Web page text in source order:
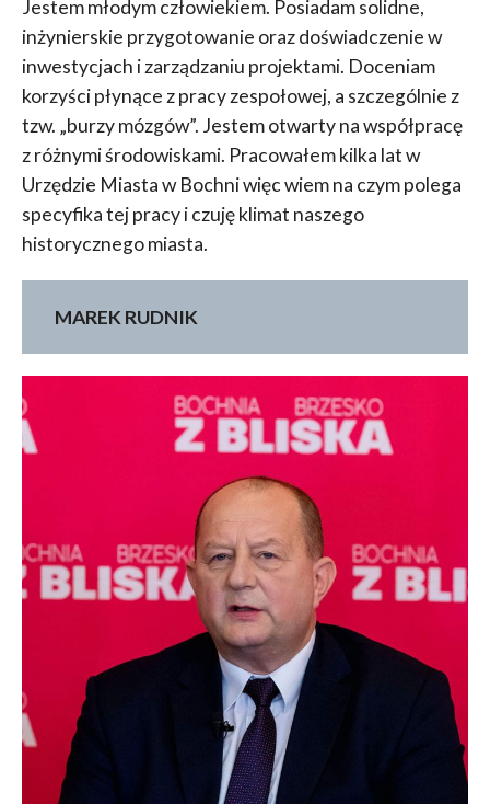
Jestem młodym człowiekiem. Posiadam solidne,
inżynierskie przygotowanie oraz doświadczenie w
inwestycjach i zarządzaniu projektami. Doceniam
korzyści płynące z pracy zespołowej, a szczególnie z
tzw. „burzy mózgów”. Jestem otwarty na współpracę
z różnymi środowiskami. Pracowałem kilka lat w
Urzędzie Miasta w Bochni więc wiem na czym polega
specyfika tej pracy i czuję klimat naszego
historycznego miasta.
MAREK RUDNIK